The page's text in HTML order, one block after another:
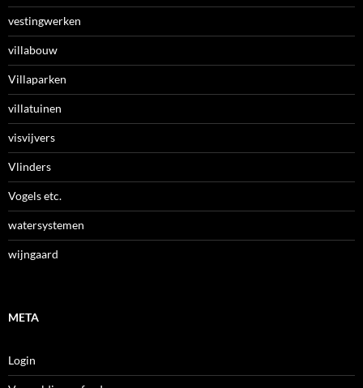
vestingwerken
villabouw
Villaparken
villatuinen
visvijvers
Vlinders
Vogels etc.
watersystemen
wijngaard
META
Login